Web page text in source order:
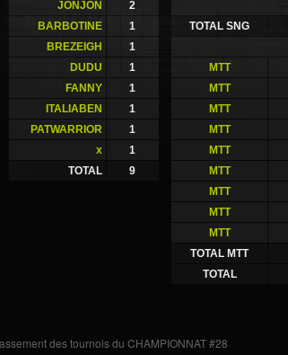
JONJON
2
BARBOTINE
1
BREZEIGH
1
DUDU
1
FANNY
1
ITALIABEN
1
PATWARRIOR
1
x
1
TOTAL
9
TOTAL SNG
MTT
MTT
MTT
MTT
MTT
MTT
MTT
MTT
MTT
TOTAL MTT
TOTAL